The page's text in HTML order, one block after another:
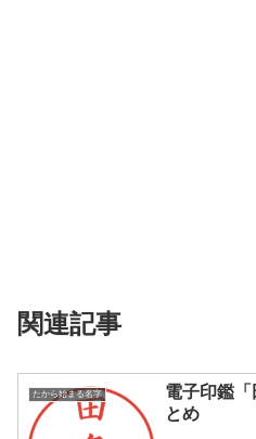
関連記事
たから始まる名字
電子印鑑
とめ